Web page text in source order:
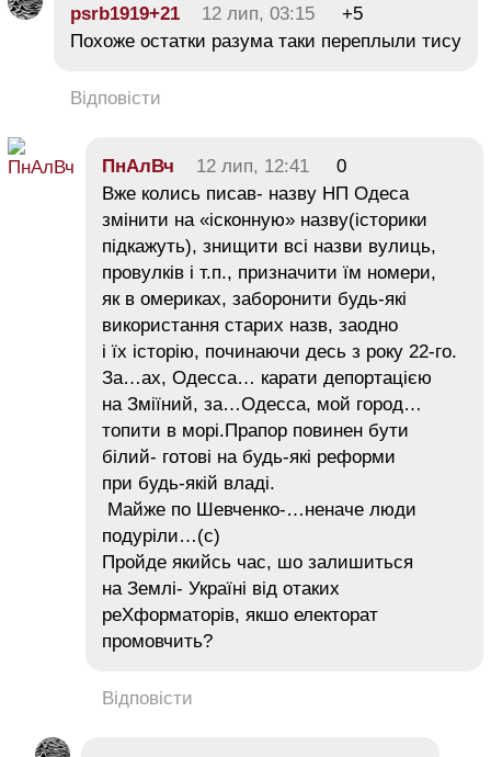
psrb1919+21 12 лип, 03:15
+5
Похоже остатки разума таки переплыли тису
Відповісти
ПнАлВч 12 лип, 12:41
0
Вже колись писав- назву НП Одеса
змінити на «ісконную» назву(історики
підкажуть), знищити всі назви вулиць,
провулків і т.п., призначити їм номери,
як в омериках, заборонити будь-які
використання старих назв, заодно
і їх історію, починаючи десь з року 22-го.
За…ах, Одесса… карати депортацією
на Зміїний, за…Одесса, мой город…
топити в морі.Прапор повинен бути
білий- готові на будь-які реформи
при будь-якій владі.
Майже по Шевченко-…неначе люди
подуріли…(с)
Пройде якийсь час, шо залишиться
на Землі- Україні від отаких
реХформаторів, якшо електорат
промовчить?
Відповісти